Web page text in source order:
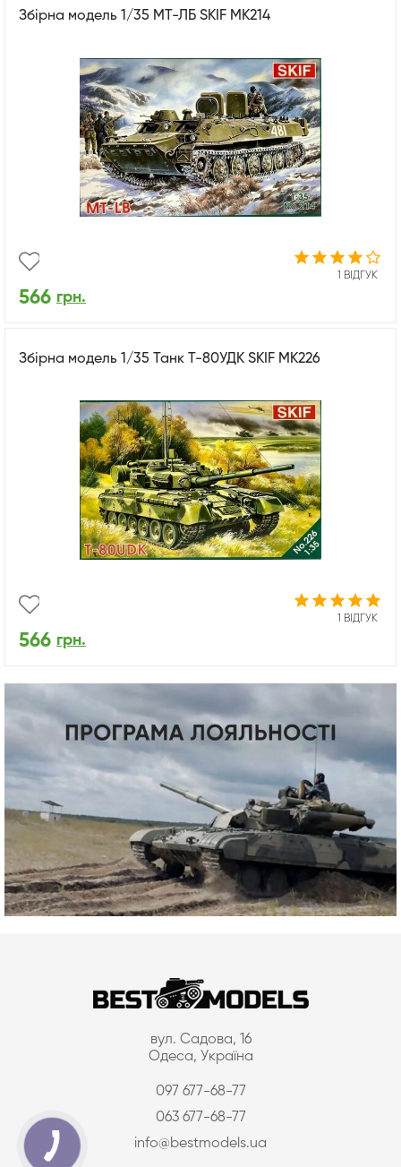
Збірна модель 1/35 МТ-ЛБ SKIF MK214
1 ВІДГУК
566 грн.
Збірна модель 1/35 Танк Т-80УДК SKIF MK226
1 ВІДГУК
566 грн.
вул. Садова, 16
Одеса, Україна
097 677-68-77
063 677-68-77
info@bestmodels.ua